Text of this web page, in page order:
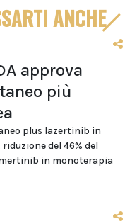
ANCHE
approva
più
plus lazertinib in
del 46% del
in monoterapia